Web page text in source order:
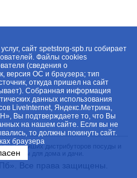
крупнейших дистрибуторов посуды и
товары для дома и дачи.
Все права защищены.
сайт spetstorg-spb.ru собирает
Файлы cookies
(сведения о
версия ОС и браузера; тип
откуда пришел на сайт
Собранная информация
данных использования
LiveInternet, Яндекс.Метрика,
Вы подтверждаете то, что Вы
на нашем сайте. Если вы не
то должны покинуть сайт.
браузера